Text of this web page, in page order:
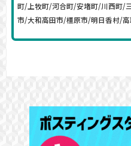
町/上牧町/河合町/安堵町/川西町/
市/大和高田市/橿原市/明日香村/